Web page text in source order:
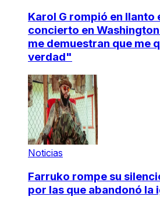
Karol G rompió en llanto
concierto en
me demuestran que me
verdad"
Noticias
Farruko rompe su
por las que abandonó la